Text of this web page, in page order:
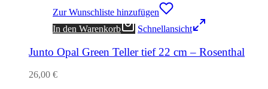
Zur Wunschliste hinzufügen
In den Warenkorb
Schnellansicht
Junto Opal Green Teller tief 22 cm – Rosenthal
26,00 €